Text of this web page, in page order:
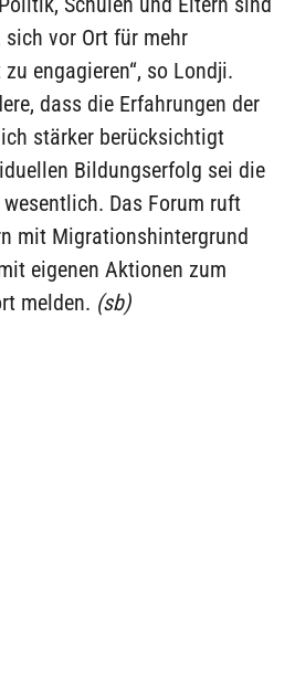
vor Ort für mehr
engagieren“, so Londji.
dass die Erfahrungen der
stärker berücksichtigt
Bildungserfolg sei die
Das Forum ruft
mit Migrationshintergrund
eigenen Aktionen zum
melden. (sb)